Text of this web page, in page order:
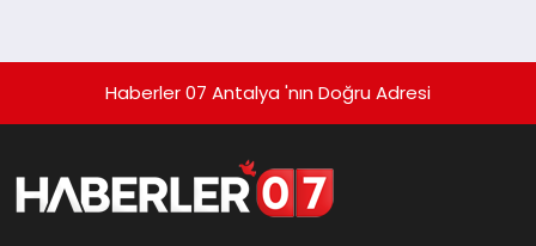
Haberler 07 Antalya 'nın Doğru Adresi